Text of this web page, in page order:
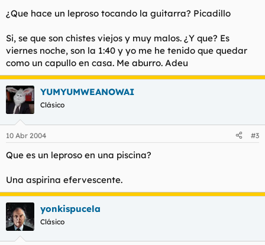
¿Que hace un leproso tocando la guitarra? Picadillo
Si, se que son chistes viejos y muy malos. ¿Y que? Es
viernes noche, son la 1:40 y yo me he tenido que quedar
como un capullo en casa. Me aburro. Adeu
YUMYUMWEANOWAI
Clásico
10 Abr 2004 #3
Que es un leproso en una piscina?
Una aspirina efervescente.
yonkispucela
Clásico